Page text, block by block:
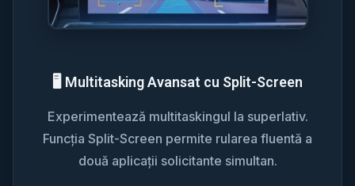
🖥️ Multitasking Avansat cu Split-Screen
Experimentează multitaskingul la superlativ.
Funcția Split-Screen permite rularea fluentă a
două aplicații solicitante simultan.